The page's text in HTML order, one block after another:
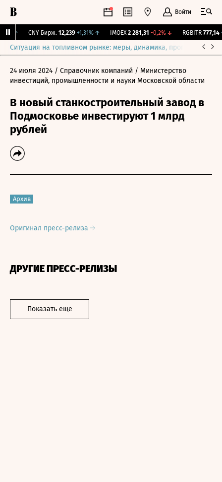
Войти
CNY Бирж. 12,239 +1,31% ↑ IMOEX 2 281,31 -0,2%↓ RGBITR 777,14
Ситуация на топливном рынке: меры, динамика, прогнозы
24 июля 2024 / Справочник компаний / Министерство
инвестиций, промышленности и науки Московской области
В новый станкостроительный завод в
Подмосковье инвестируют 1 млрд
рублей
Архив
Оригинал пресс-релиза
ДРУГИЕ ПРЕСС-РЕЛИЗЫ
Показать еще